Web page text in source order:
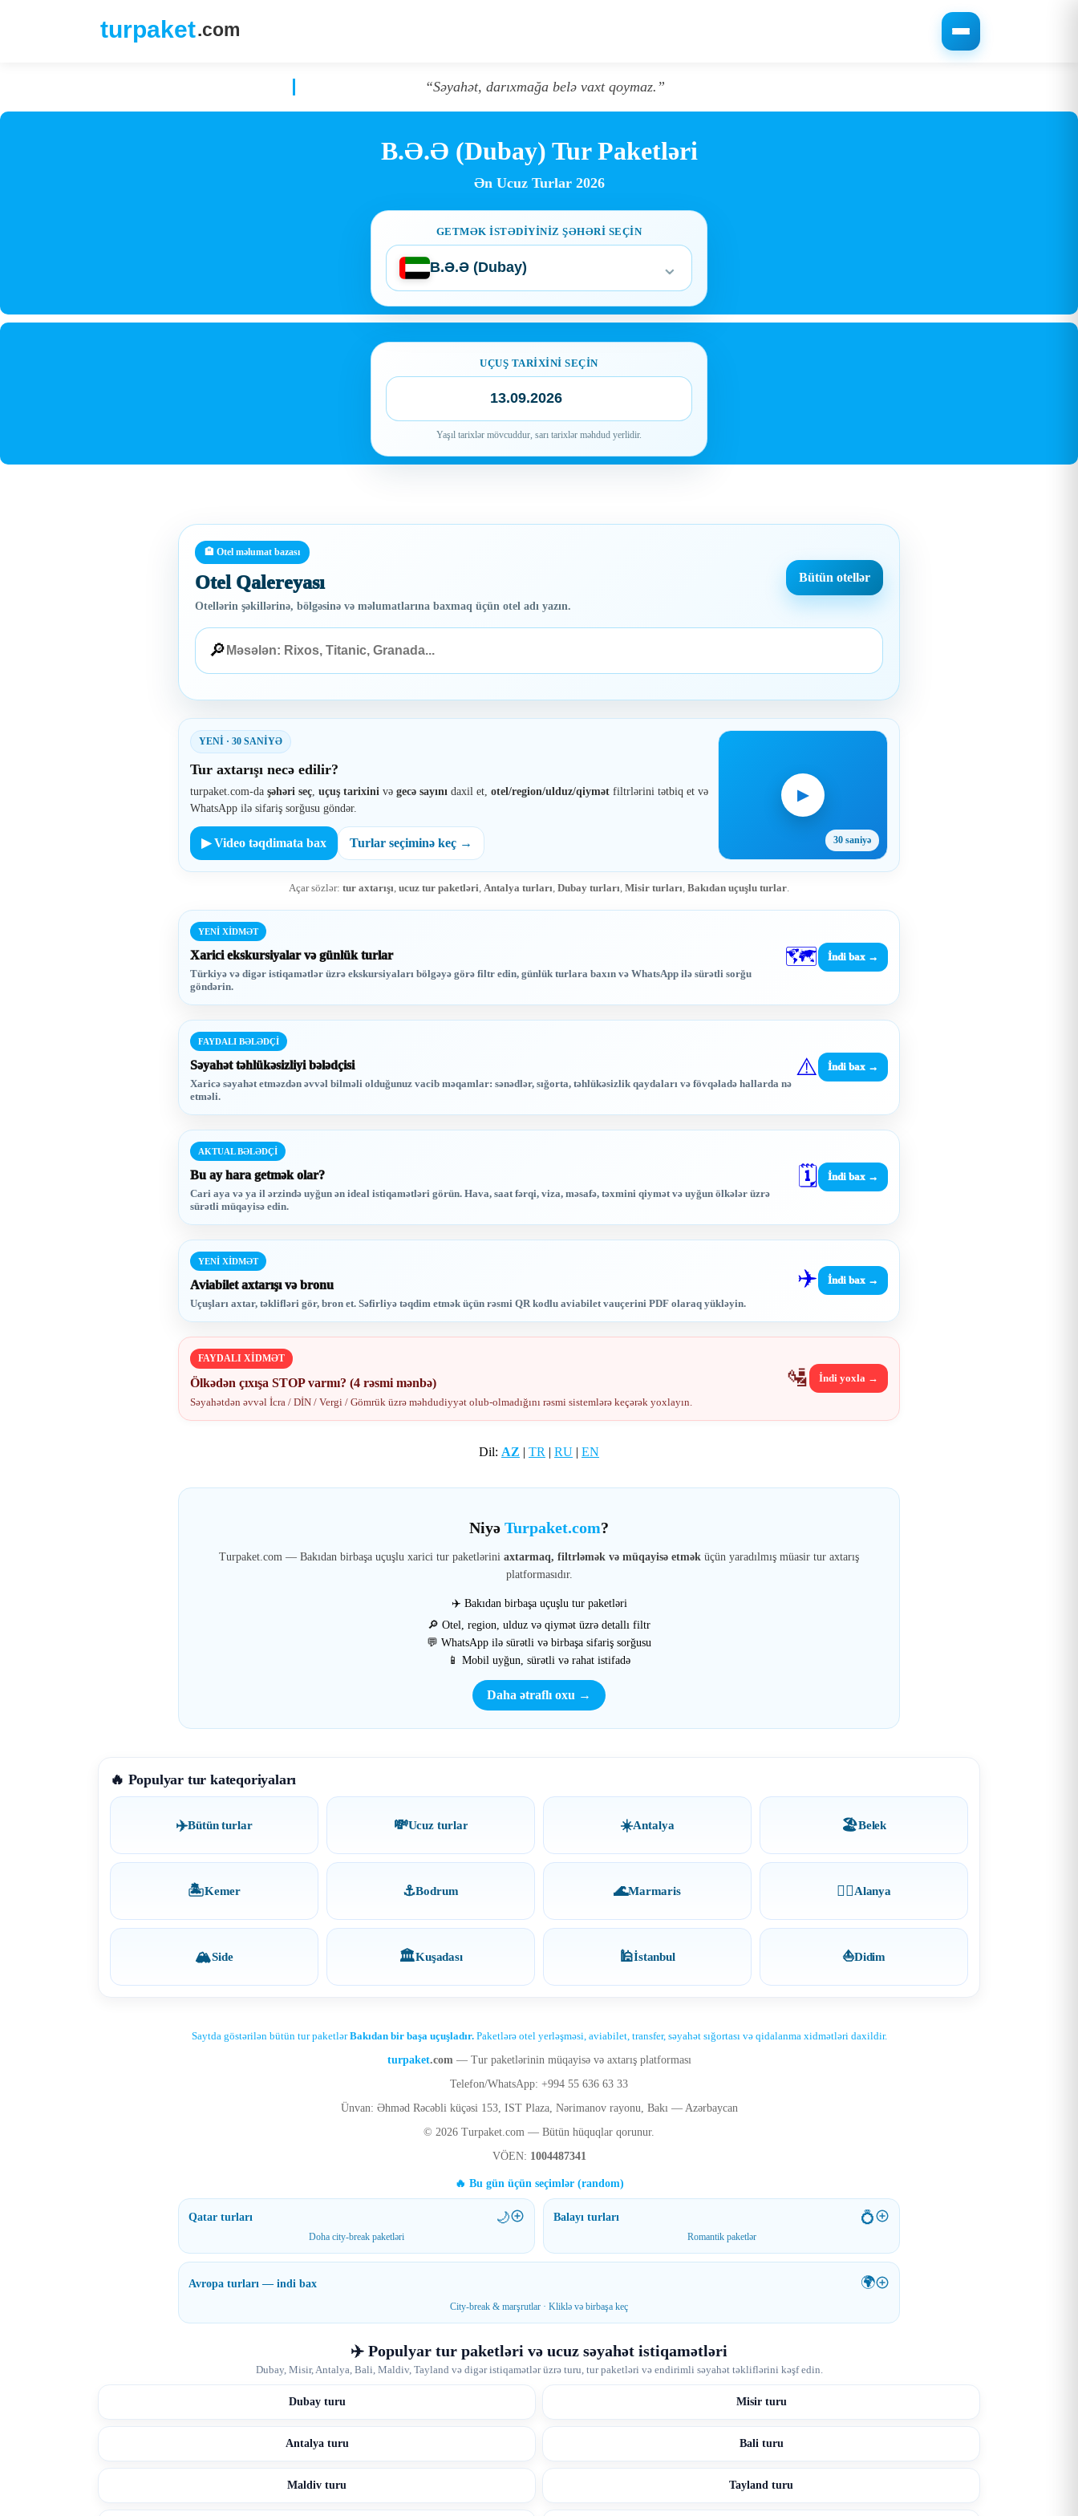
“Səyahət, darıxmağa belə vaxt qoymaz.”
B.Ə.Ə (Dubay) Tur Paketləri
Ən Ucuz Turlar 2026
GETMƏK ISTƏDIYINIZ ŞƏHƏRI SEÇIN
B.Ə.Ə (Dubay) ⌄
UÇUŞ TARIXINI SEÇIN
Yaşıl tarixlər mövcuddur, sarı tarixlər məhdud yerlidir.
🏨 Otel məlumat bazası
Otel Qalereyası
Otellərin şəkillərinə, bölgəsinə və məlumatlarına baxmaq üçün otel adı yazın.
Bütün otellər
🔎
Otel axtarışı
YENİ · 30 SANİYƏ
Tur axtarışı necə edilir?
turpaket.com-da şəhəri seç uçuş tarixini və gecə sayını daxil et, otel/region/ulduz/qiymət filtrlərini tətbiq et və
WhatsApp ilə sifariş sorğusu göndər.
▶ Video təqdimata bax Turlar seçiminə keç →
▶
30 saniyə
Açar sözlər: tur axtarışı ucuz tur paketləri Antalya turları Dubay turları Misir turları Bakıdan uçuşlu turlar
YENİ XİDMƏT
Xarici ekskursiyalar və günlük turlar
Türkiyə və digər istiqamətlər üzrə ekskursiyaları bölgəyə görə filtr edin, günlük turlara baxın və WhatsApp ilə sürətli sorğu
göndərin.
🗺️ İndi bax →
FAYDALI BƏLƏDÇİ
Səyahət təhlükəsizliyi bələdçisi
Xaricə səyahət etməzdən əvvəl bilməli olduğunuz vacib məqamlar: sənədlər, sığorta, təhlükəsizlik qaydaları və fövqəladə hallarda nə
etməli.
⚠️ İndi bax →
AKTUAL BƏLƏDÇİ
Bu ay hara getmək olar?
Cari aya və ya il ərzində uyğun ən ideal istiqamətləri görün. Hava, saat fərqi, viza, məsafə, təxmini qiymət və uyğun ölkələr üzrə
sürətli müqayisə edin.
🗓️ İndi bax →
YENİ XİDMƏT
Aviabilet axtarışı və bronu
Uçuşları axtar, təklifləri gör, bron et. Səfirliyə təqdim etmək üçün rəsmi QR kodlu aviabilet vauçerini PDF olaraq yükləyin.
✈️ İndi bax →
FAYDALI XİDMƏT
Ölkədən çıxışa STOP varmı? (4 rəsmi mənbə)
Səyahətdən əvvəl İcra / DİN / Vergi / Gömrük üzrə məhdudiyyət olub-olmadığını rəsmi sistemlərə keçərək yoxlayın.
🛂 İndi yoxla →
Dil: AZ | TR | RU | EN
Niyə Turpaket.com?
Turpaket.com — Bakıdan birbaşa uçuşlu xarici tur paketlərini axtarmaq, filtrləmək və müqayisə etmək üçün yaradılmış müasir tur axtarış
platformasıdır.
✈️ Bakıdan birbaşa uçuşlu tur paketləri
🔎 Otel, region, ulduz və qiymət üzrə detallı filtr
💬 WhatsApp ilə sürətli və birbaşa sifariş sorğusu
📱 Mobil uyğun, sürətli və rahat istifadə
Daha ətraflı oxu →
🔥 Populyar tur kateqoriyaları
✈️Bütün turlar 💸Ucuz turlar ☀️Antalya 🏖Belek
🏝Kemer ⚓Bodrum 🌊Marmaris 🏄‍♂️Alanya
🏔️Side 🏛️Kuşadası 🕌İstanbul ⛵Didim
Saytda göstərilən bütün tur paketlərBakıdan bir başa uçuşladır.Paketlərə otel yerləşməsi, aviabilet, transfer, səyahət sığortası və qidalanma xidmətləri daxildir.
turpaket.com— Tur paketlərinin müqayisə və axtarış platforması
Telefon/WhatsApp: +994 55 636 63 33
Ünvan: Əhməd Rəcəbli küçəsi 153, IST Plaza, Nərimanov rayonu, Bakı — Azərbaycan
© 2026 Turpaket.com — Bütün hüquqlar qorunur.
VÖEN: 1004487341
🔥 Bu gün üçün seçimlər (random)
Qatar turları 🌙
Doha city-break paketləri
Balayı turları 💍
Romantik paketlər
Avropa turları — indi bax 🌍
City-break & marşrutlar · Kliklə və birbaşa keç
✈️ Populyar tur paketləri və ucuz səyahət istiqamətləri
Dubay, Misir, Antalya, Bali, Maldiv, Tayland və digər istiqamətlər üzrə turu, tur paketləri və endirimli səyahət təkliflərini kəşf edin.
Dubay turu Misir turu
Antalya turu Bali turu
Maldiv turu Tayland turu